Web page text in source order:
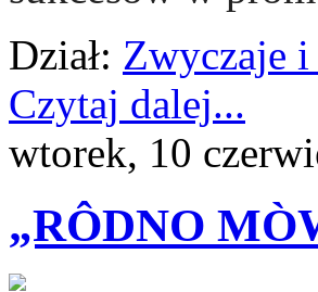
Dział: Zwyczaje
Czytaj dalej...
wtorek, 10
„RÔDNO